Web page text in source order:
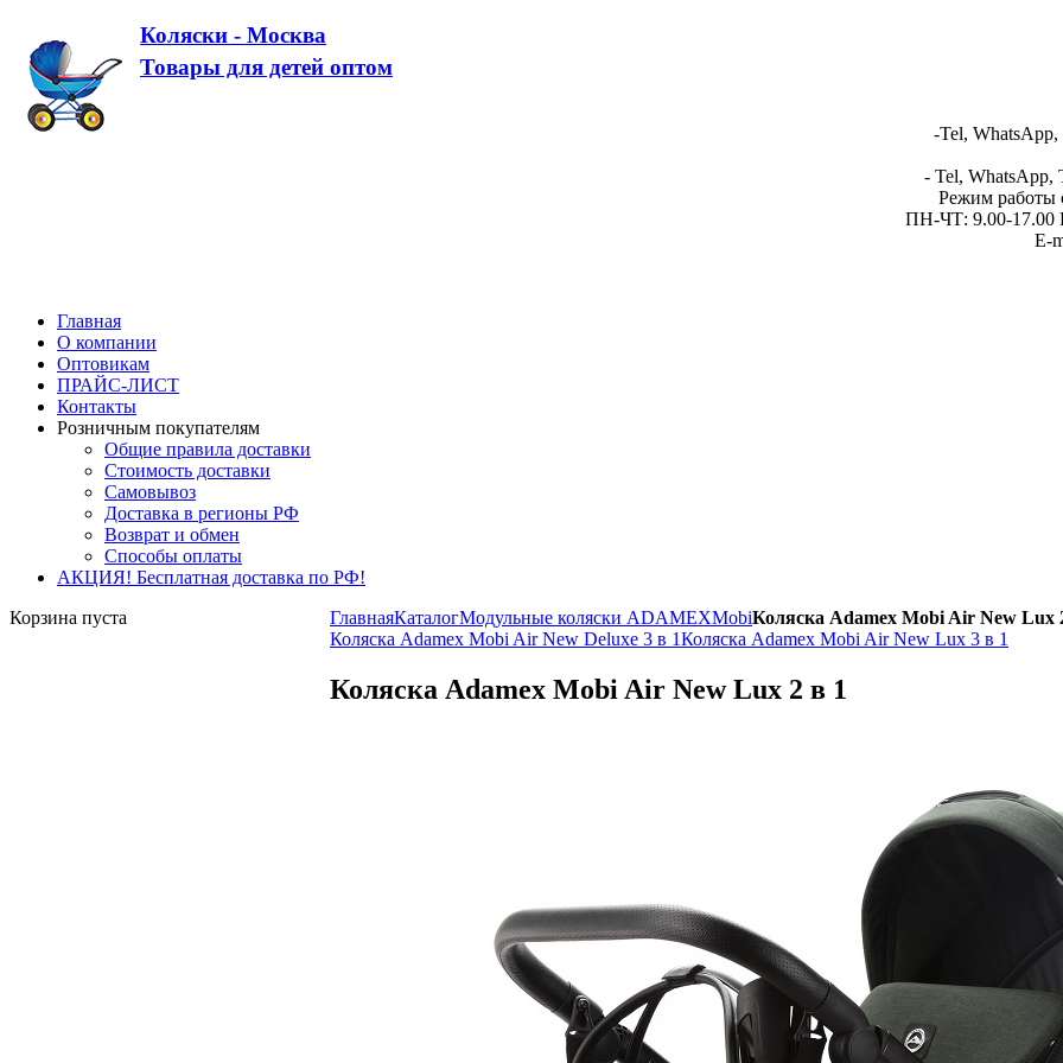
Коляски - Москва
Товары для детей оптом
-Tel, WhatsApp,
- Tel, WhatsApp,
Режим работы
ПН-ЧТ: 9.00-
E-
Главная
О компании
Оптовикам
ПРАЙС-ЛИСТ
Контакты
Розничным покупателям
Общие правила доставки
Стоимость доставки
Самовывоз
Доставка в регионы РФ
Возврат и обмен
Способы оплаты
АКЦИЯ! Бесплатная доставка по РФ!
ГлавнаяКаталогМодульные коляски ADAMEXMobiКоляска Adamex Mobi Air New Lux
Коляска Adamex Mobi Air New Deluxe 3 в 1Коляска Adamex Mobi Air New Lux 3 в 1
Коляска Adamex Mobi Air New Lux 2 в 1
Корзина пуста